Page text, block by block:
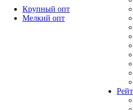
Крупный опт
Мелкий опт